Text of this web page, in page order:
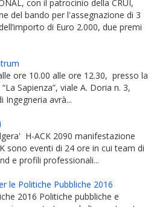
con il patrocinio della CRUI,
del bando per l'assegnazione di 3
di Euro 2.000, due premi
ore 10.00 alle ore 12.30, presso la
Sapienza”, viale A. Doria n. 3,
Ingegneria avrà...
H-ACK 2090 manifestazione
sono eventi di 24 ore in cui team di
e profili professionali...
le Politiche Pubbliche 2016
2016 Politiche pubbliche e